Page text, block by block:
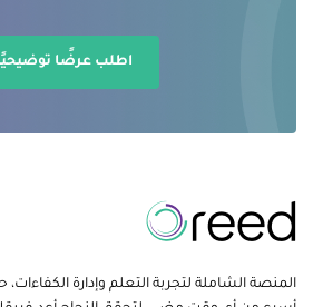
اطلب عرضًا
المنصة الشاملة لتجربة التعلم وإدارة